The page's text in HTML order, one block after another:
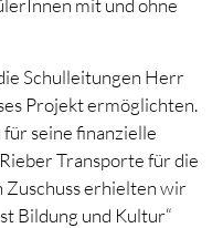
Schulleitungen Herr
Projekt ermöglichten.
seine finanzielle
Transporte für die
Zuschuss erhielten wir
Bildung und Kultur“